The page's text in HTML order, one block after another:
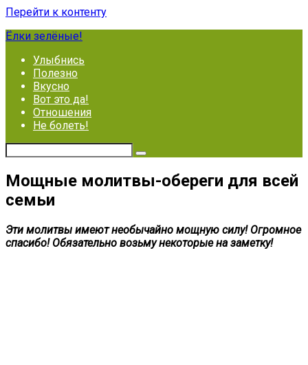
Перейти к контенту
Ёлки зелёные!
Улыбнись
Полезно
Вкусно
Вот это да!
Отношения
Не болеть!
Мощные молитвы-обереги для всей
семьи
Эти молитвы имеют необычайно мощную силу! Огромное
спасибо! Обязательно возьму некоторые на заметку!